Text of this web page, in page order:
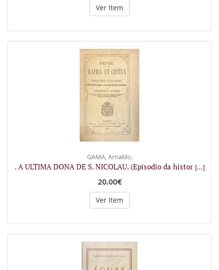
Ver Item
GAMA, Arnaldo.
. A ULTIMA DONA DE S. NICOLAU. (Episodio da histor [...]
20.00€
Ver Item